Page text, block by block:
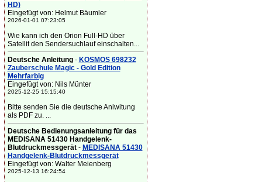
HD)
Eingefügt von: Helmut Bäumler
2026-01-01 07:23:05
Wie kann ich den Orion Full-HD über
Satellit den Sendersuchlauf einschalten...
Deutsche Anleitung- KOSMOS 698232
Zauberschule Magic - Gold Edition
Mehrfarbig
Eingefügt von: Nils Münter
2025-12-25 15:15:40
Bitte senden Sie die deutsche Anlwitung
als PDF zu. ...
Deutsche Bedienungsanleitung für das
MEDISANA 51430 Handgelenk-
Blutdruckmessgerät- MEDISANA 51430
Handgelenk-Blutdruckmessgerät
Eingefügt von: Walter Meienberg
2025-12-13 16:24:54